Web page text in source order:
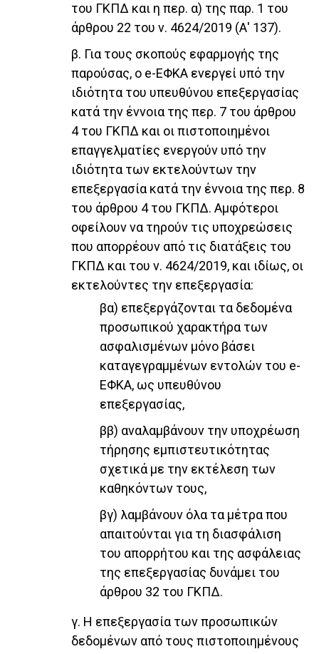
του ΓΚΠΔ και η περ. α) της παρ. 1 του
άρθρου 22 του ν. 4624/2019 (Α' 137).
β. Για τους σκοπούς εφαρμογής της
παρούσας, ο e-ΕΦΚΑ ενεργεί υπό την
ιδιότητα του υπευθύνου επεξεργασίας
κατά την έννοια της περ. 7 του άρθρου
4 του ΓΚΠΔ και οι πιστοποιημένοι
επαγγελματίες ενεργούν υπό την
ιδιότητα των εκτελούντων την
επεξεργασία κατά την έννοια της περ. 8
του άρθρου 4 του ΓΚΠΔ. Αμφότεροι
οφείλουν να τηρούν τις υποχρεώσεις
που απορρέουν από τις διατάξεις του
ΓΚΠΔ και του ν. 4624/2019, και ιδίως, οι
εκτελούντες την επεξεργασία:
βα) επεξεργάζονται τα δεδομένα
προσωπικού χαρακτήρα των
ασφαλισμένων μόνο βάσει
καταγεγραμμένων εντολών του e-
ΕΦΚΑ, ως υπευθύνου
επεξεργασίας,
ββ) αναλαμβάνουν την υποχρέωση
τήρησης εμπιστευτικότητας
σχετικά με την εκτέλεση των
καθηκόντων τους,
βγ) λαμβάνουν όλα τα μέτρα που
απαιτούνται για τη διασφάλιση
του απορρήτου και της ασφάλειας
της επεξεργασίας δυνάμει του
άρθρου 32 του ΓΚΠΔ.
γ. Η επεξεργασία των προσωπικών
δεδομένων από τους πιστοποιημένους